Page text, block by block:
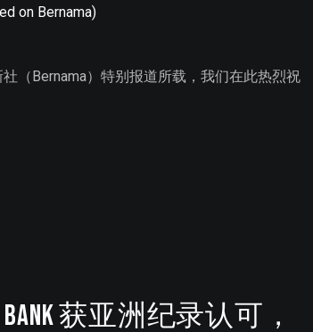
on Bernama)
（Bernama）特别报道所载，我们在此热烈祝
Bank 获亚洲纪录认可，